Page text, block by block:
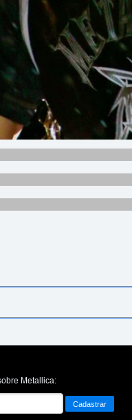
Metallica: